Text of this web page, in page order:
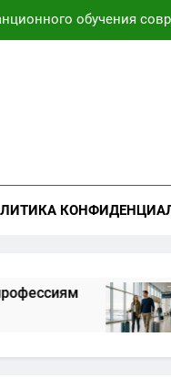
обучения
и хранения
летом и зимой по
амортизаторами для
2 Месяца